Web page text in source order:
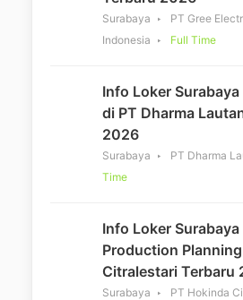
Surabaya
PT Gree
Indonesia
Full Time
Info Loker
di PT Dharma
2026
Surabaya PT Dharma
Time
Info Loker
Production
Citralestari Terbaru
Surabaya PT Hokinda